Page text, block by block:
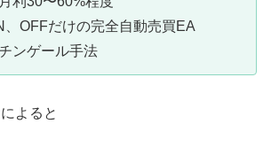
、OFFだけの完全自動売買EA
ンゲール手法
よると